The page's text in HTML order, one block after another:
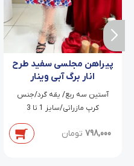
پیراهن مجلسی سفید طرح
انار برگ آبی وینار
آستین سه ربع/ یقه گرد/جنس
کرپ مازراتی/سایز 1 تا 3
798,000 تومان